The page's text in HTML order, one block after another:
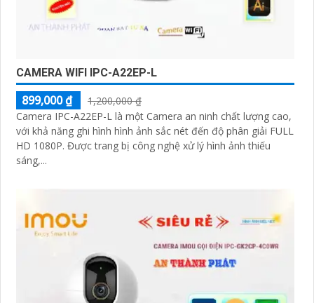
CAMERA WIFI IPC-A22EP-L
899,000 ₫
1,200,000 ₫
Camera IPC-A22EP-L là một Camera an ninh chất lượng cao,
với khả năng ghi hình hình ảnh sắc nét đến độ phân giải FULL
HD 1080P. Được trang bị công nghệ xử lý hình ảnh thiếu
sáng,...